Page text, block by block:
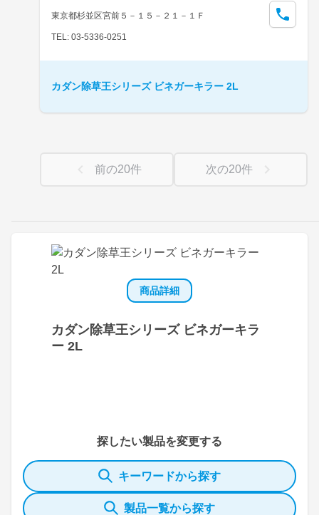
商品詳細
カダン除草王シリーズ ビネガーキラ
ー 2L
探したい製品を変更する
キーワードから探す
製品一覧から探す
東京都杉並区宮前５－１５－２１－１Ｆ
TEL: 03-5336-0251
カダン除草王シリーズ ビネガーキラー 2L
前の20件 次の20件